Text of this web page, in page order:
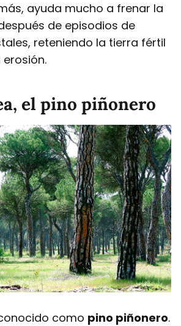
ayuda mucho a frenar la
de episodios de
reteniendo la tierra fértil
el pino piñonero
como pino piñonero.